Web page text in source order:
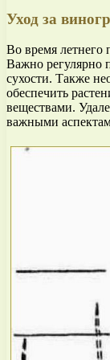
Уход за
Во время летнего
Важно регулярно
сухости. Также
обеспечить
веществами.
важными